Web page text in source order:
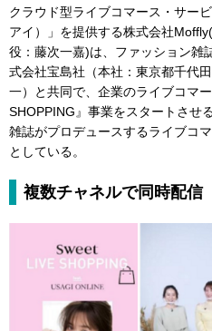
クラウド型ライブコマース・サー
アイ）」を提供する株式会社
役：藤次一嘉)は、ファッション雑
式会社宝島社（本社：東京都千代
一）と共同で、企業のライブコマ
SHOPPING』事業をスタートさせ
雑誌がプロデュースするライブコ
としている。
複数チャネルで同時配信